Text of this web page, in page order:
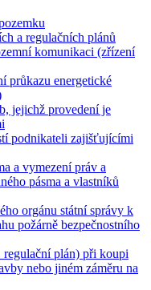
a regulačních plánů
komunikaci (zřízení
průkazu energetické
jejichž provedení je
podnikateli zajišťujícími
a vymezení práv a
pásma a vlastníků
orgánu státní správy k
požárně bezpečnostního
regulační plán) při koupi
nebo jiném záměru na